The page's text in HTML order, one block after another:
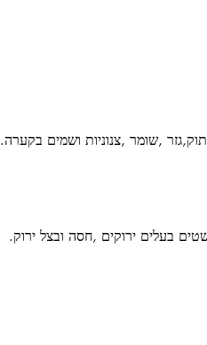
,שומר ,צנוניות ושמים בקערה.
בעלים ירוקים ,חסה ובצל ירוק.